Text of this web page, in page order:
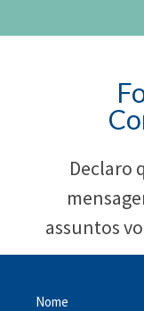
Declaro
assuntos
Nome